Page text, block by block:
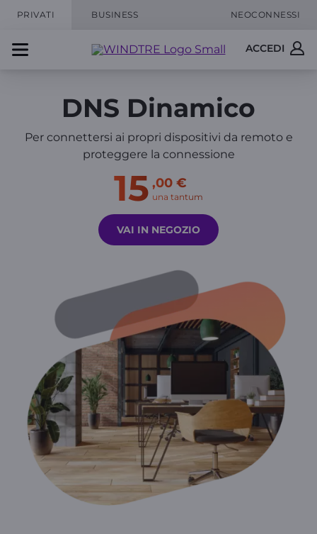
PRIVATI BUSINESS NEOCONNESSI
ACCEDI
DNS Dinamico
Per connettersi ai propri dispositivi da remoto e
proteggere la connessione
15 ,00 €
una tantum
VAI IN NEGOZIO